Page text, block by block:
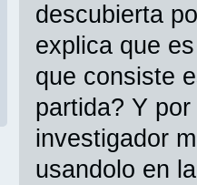
descubierta
explica que
que consiste
partida? Y
investigador
usandolo en